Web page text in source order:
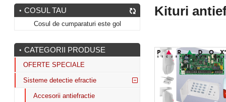
Kituri
COSUL TAU
Cosul de cumparaturi este gol
CATEGORII PRODUSE
OFERTE SPECIALE
Sisteme detectie efractie
Accesorii antiefractie